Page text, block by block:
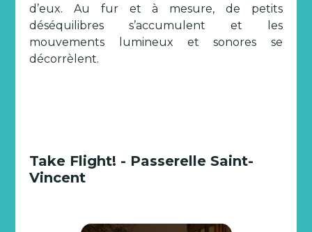
d’eux. Au fur et à mesure, de petits
déséquilibres s’accumulent et les
mouvements lumineux et sonores se
décorrèlent.
Take Flight! - Passerelle Saint-
Vincent